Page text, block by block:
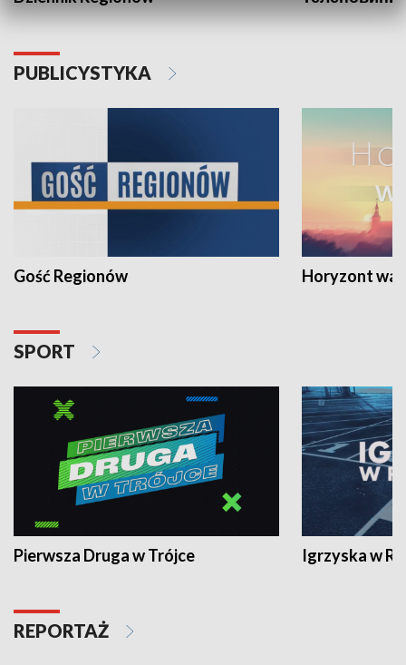
PUBLICYSTYKA
Gość Regionów Horyzont
SPORT
Pierwsza Druga w Trójce Igrzyska w
REPORTAŻ